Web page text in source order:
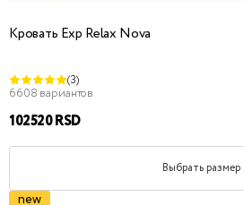
Кровать Exp Relax Nova
(3)
6608 вариантов
102520 RSD
Выбрать размер
new